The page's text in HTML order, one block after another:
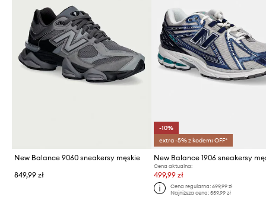
New Balance 9060 sneakersy męskie
849,99 zł
-10%
extra -5% z kodem: OFF*
New Balance 1906 sneakersy
Cena aktualna:
499,99 zł
Cena regularna: 699,99 zł
Najniższa cena: 559,99 zł